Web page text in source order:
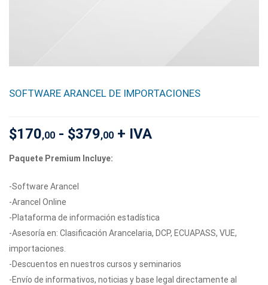
SOFTWARE ARANCEL DE IMPORTACIONES
$170,00 - $379,00 + IVA
Paquete Premium Incluye:
-Software Arancel
-Arancel Online
-Plataforma de información estadística
-Asesoría en: Clasificación Arancelaria, DCP, ECUAPASS, VUE,
importaciones.
-Descuentos en nuestros cursos y seminarios
-Envío de informativos, noticias y base legal directamente al